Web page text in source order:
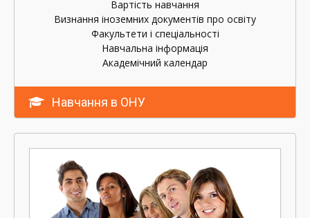
Вартість навчання
Визнання іноземних документів про освіту
Факультети і спеціальності
Навчальна інформація
Академічний календар
Навчання в ОНУ